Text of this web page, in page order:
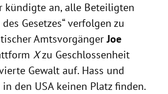
kündigte an, alle Beteiligten
Gesetzes“ verfolgen zu
AmtsvorgängerJoe
Xzu Geschlossenheit
Gewalt auf. Hass und
den USA keinen Platz finden.